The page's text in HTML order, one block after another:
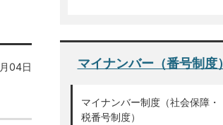
04日 マイナンバー（番号制度）
マイナンバー制度（社会保障・
税番号制度）